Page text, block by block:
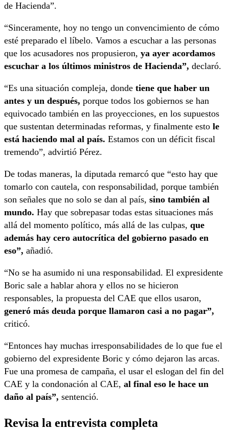
de Hacienda”.
“Sinceramente, hoy no tengo un convencimiento de cómo
esté preparado el líbelo. Vamos a escuchar a las personas
que los acusadores nos propusieron, ya ayer acordamos
escuchar a los últimos ministros de Hacienda”, declaró.
“Es una situación compleja, donde tiene que haber un
antes y un después, porque todos los gobiernos se han
equivocado también en las proyecciones, en los supuestos
que sustentan determinadas reformas, y finalmente esto le
está haciendo mal al país. Estamos con un déficit fiscal
tremendo”, advirtió Pérez.
De todas maneras, la diputada remarcó que “esto hay que
tomarlo con cautela, con responsabilidad, porque también
son señales que no solo se dan al país, sino también al
mundo. Hay que sobrepasar todas estas situaciones más
allá del momento político, más allá de las culpas, que
además hay cero autocrítica del gobierno pasado en
eso”, añadió.
“No se ha asumido ni una responsabilidad. El expresidente
Boric sale a hablar ahora y ellos no se hicieron
responsables, la propuesta del CAE que ellos usaron,
generó más deuda porque llamaron casi a no pagar”,
criticó.
“Entonces hay muchas irresponsabilidades de lo que fue el
gobierno del expresidente Boric y cómo dejaron las arcas.
Fue una promesa de campaña, el usar el eslogan del fin del
CAE y la condonación al CAE, al final eso le hace un
daño al país”, sentenció.
Revisa la entrevista completa